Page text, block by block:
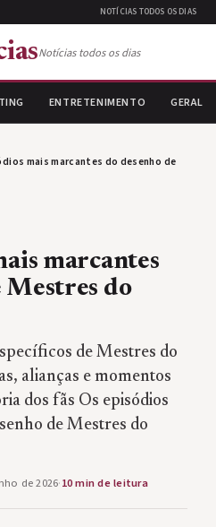
NOTÍCIAS TODOS OS DIAS
Notícias todos os dias
ENTRETENIMENTO GERAL
mais marcantes do desenho de
marcantes
Mestres do
de Mestres do
alianças e momentos
dos fãs Os episódios
de Mestres do
de 2026·10 min de leitura